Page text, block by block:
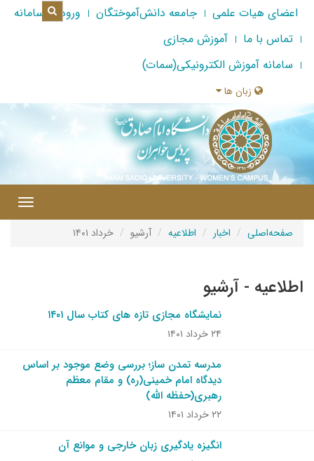
اعضای هیات علمی جامعه دانش‌آموختگان
ورود به سامانه
تماس با ما
آموزش مجازی
سامانه آموزش الکترونیکی(سمات)
زبان ها
صفحه‌اصلی اخبار اطلاعیه آرشیو خرداد ۱۴۰۱
اطلاعیه - آرشیو
نمایشگاه مجازی تازه های کتاب سال ۱۴۰۱
۲۴ خرداد ۱۴۰۱
مدرسه تمدن ساز؛ بررسی وضع موجود بر اساس
دیدگاه امام خمینی(ره) و مقام معظم
رهبری(حفظه الله)
۲۲ خرداد ۱۴۰۱
انگیزه یادگیری زبان خارجی و موانع آن